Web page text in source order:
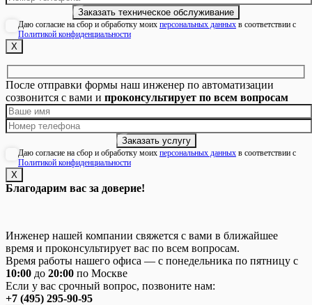
Даю согласие на сбор и обработку моих персональных данных в соответствии с
Политикой конфиденциальности
Х
После отправки формы наш инженер по автоматизации
созвонится с вами и проконсультирует по всем вопросам
Даю согласие на сбор и обработку моих персональных данных в соответствии с
Политикой конфиденциальности
Х
Благодарим вас за доверие!
Инженер нашей компании свяжется с вами в ближайшее
время и проконсультирует вас по всем вопросам.
Время работы нашего офиса — с понедельника по пятницу с
10:00 до 20:00 по Москве
Если у вас срочный вопрос, позвоните нам:
+7 (495) 295-90-95